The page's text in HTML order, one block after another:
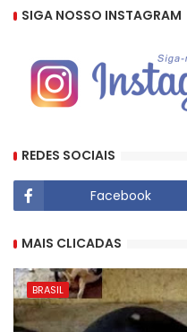
SIGA NOSSO INSTAGRAM
REDES SOCIAIS
Facebook
MAIS CLICADAS
BRASIL